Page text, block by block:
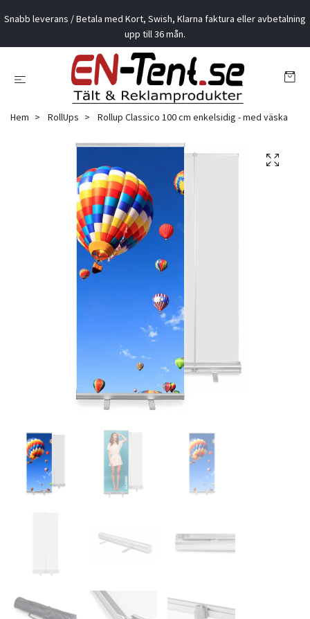
Snabb leverans / Betala med Kort, Swish, Klarna faktura eller avbetalning
upp till 36 mån.
Hem RollUps Rollup Classico 100 cm enkelsidig - med väska